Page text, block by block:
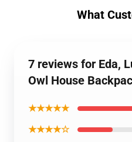
What
7 reviews for Eda,
Owl House
★★★★★
★★★★☆